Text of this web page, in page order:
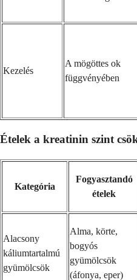
Kezelés
A mögöttes ok
függvényében
Ételek a kreatinin szint
Kategória
Fogyasztandó
ételek
Alacsony
káliumtartalmú
gyümölcsök
Alma, körte,
bogyós
gyümölcsök
(áfonya, eper)